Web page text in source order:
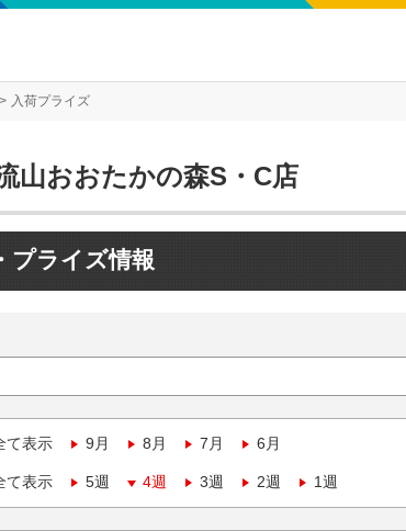
入荷プライズ
山おおたかの森S・C店
プライズ情報
て表示 9月 8月 7月 6月
て表示 5週 4週 3週 2週 1週